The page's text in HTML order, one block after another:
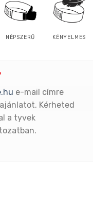
NÉPSZERŰ KÉNYELMES
e-mail címre
Kérheted
a tyvek